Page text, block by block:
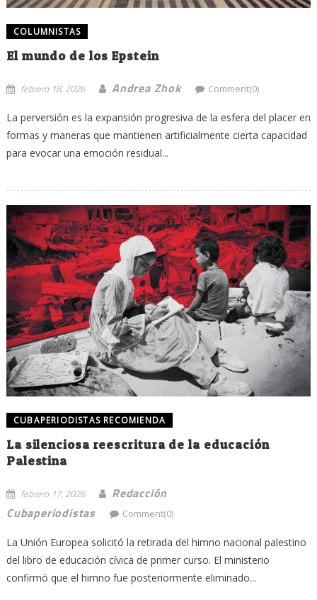
COLUMNISTAS
El mundo de los Epstein
febrero 18, 2026 Andrea Zhok Comment(0)
La perversión es la expansión progresiva de la esfera del placer en
formas y maneras que mantienen artificialmente cierta capacidad
para evocar una emoción residual...
CUBAPERIODISTAS RECOMIENDA
La silenciosa reescritura de la educación
Palestina
febrero 17, 2026
Redacción
Cubaperiodistas
Comment(0)
La Unión Europea solicitó la retirada del himno nacional palestino
del libro de educación cívica de primer curso. El ministerio
confirmó que el himno fue posteriormente eliminado...